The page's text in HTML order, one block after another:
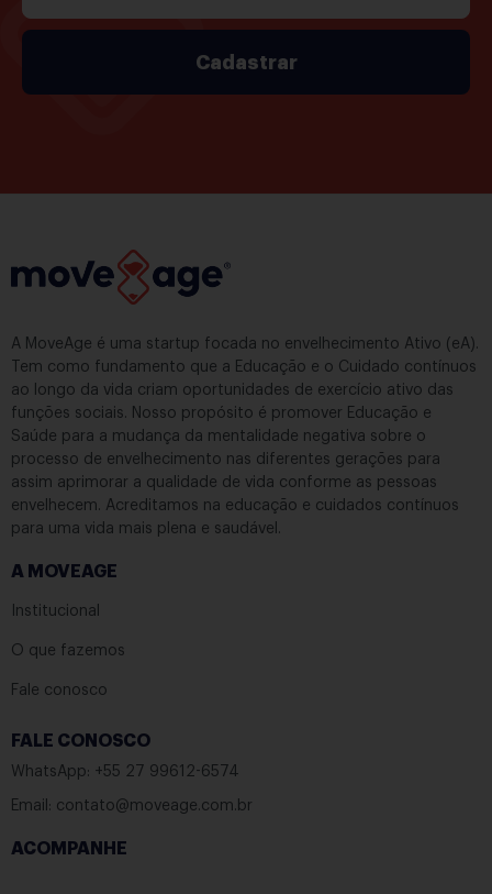
Cadastrar
A MoveAge é uma startup focada no envelhecimento Ativo (eA).
Tem como fundamento que a Educação e o Cuidado contínuos
ao longo da vida criam oportunidades de exercício ativo das
funções sociais. Nosso propósito é promover Educação e
Saúde para a mudança da mentalidade negativa sobre o
processo de envelhecimento nas diferentes gerações para
assim aprimorar a qualidade de vida conforme as pessoas
envelhecem. Acreditamos na educação e cuidados contínuos
para uma vida mais plena e saudável.
A MOVEAGE
Institucional
O que fazemos
Fale conosco
FALE CONOSCO
WhatsApp: +55 27 99612-6574
Email: contato@moveage.com.br
ACOMPANHE